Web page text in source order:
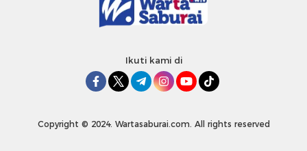
Ikuti kami di
Copyright © 2024. Wartasaburai.com. All rights reserved